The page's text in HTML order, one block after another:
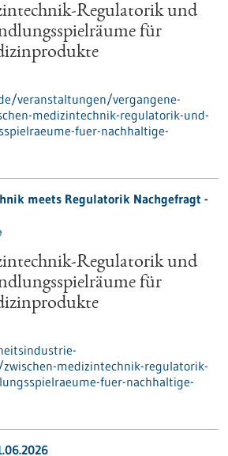
Regulatorik und
für
veranstaltungen/vergangene-
medizintechnik-regulatorik-und-
fuer-nachhaltige-
meets Regulatorik Nachgefragt -
Regulatorik und
für
medizintechnik-regulatorik-
fuer-nachhaltige-